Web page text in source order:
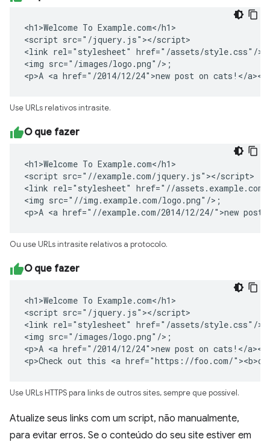
<h1>Welcome To Example.com</h1>
<script src="/jquery.js"></script>
<link rel="stylesheet" href="/assets/style.css"/>
<img src="/images/logo.png"/>;
<p>A <a href="/2014/12/24">new post on cats!</a></
Use URLs relativos intrasite.
O que fazer
<h1>Welcome To Example.com</h1>
<script src="//example.com/jquery.js"></script>
<link rel="stylesheet" href="//
<img src="//img.example.com/logo.png"/>;
<p>A <a href="//example.com/2014/12/24/">new post
Ou use URLs intrasite relativos a protocolo.
O que fazer
<h1>Welcome To Example.com</h1>
<script src="/jquery.js"></script>
<link rel="stylesheet" href="/assets/style.css"/>
<img src="/images/logo.png"/>;
<p>A <a href="/2014/12/24">new post on cats!</a></
<p>Check out this <a href="https://foo.com/
Use URLs HTTPS para links de outros sites, sempre que possível.
Atualize seus links com um script, não manualmente,
para evitar erros. Se o conteúdo do seu site estiver em